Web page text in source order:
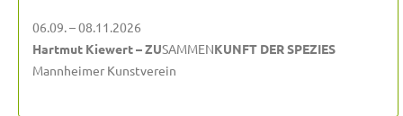
06.09. – 08.11.2026
Hartmut Kiewert – ZUSAMMENKUNFT DER SPEZIES
Mannheimer Kunstverein